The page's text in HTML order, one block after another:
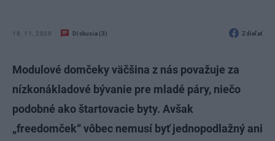
18. 11. 2020 Diskusia (3) Zdieľať
Modulové domčeky väčšina z nás považuje za
nízkonákladové bývanie pre mladé páry, niečo
podobné ako štartovacie byty. Avšak
„freedomček“ vôbec nemusí byť jednopodlažný ani